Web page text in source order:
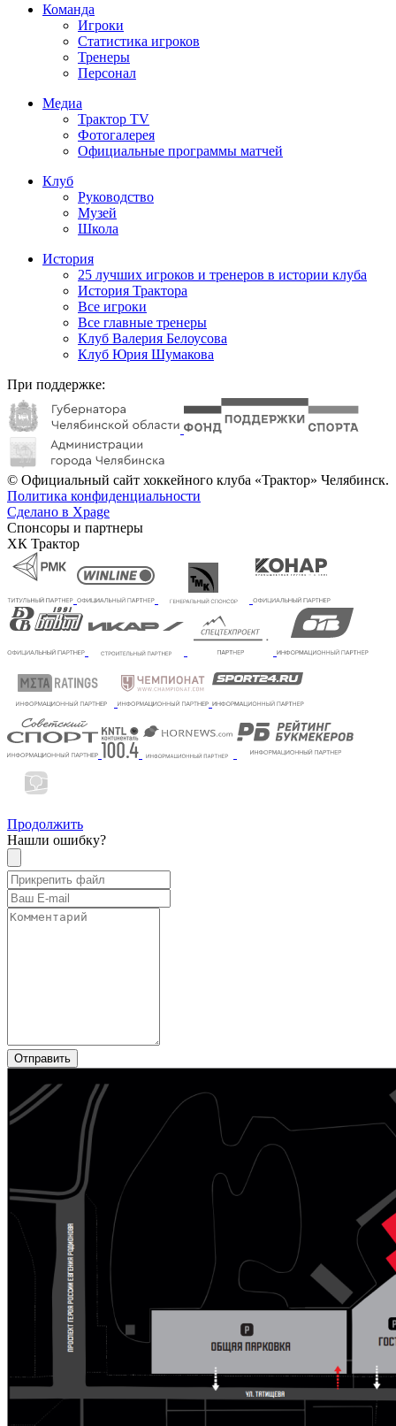
Команда
Игроки
Статистика игроков
Тренеры
Персонал
Медиа
Трактор TV
Фотогалерея
Официальные программы матчей
Клуб
Руководство
Музей
Школа
История
25 лучших игроков и тренеров в истории клуба
История Трактора
Все игроки
Все главные тренеры
Клуб Валерия Белоусова
Клуб Юрия Шумакова
При поддержке:
© Официальный сайт хоккейного клуба «Трактор» Челябинск.
Политика конфиденциальности
Сделано в Xpage
Спонсоры и партнеры
ХК Трактор
Продолжить
Нашли ошибку?